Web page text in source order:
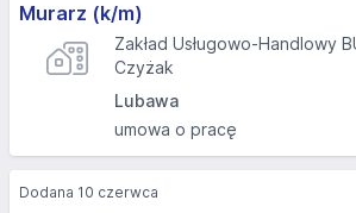
Murarz (k/m)
Zakład Usługowo-Handlowy
Czyżak
Lubawa
umowa o pracę
Dodana 10 czerwca